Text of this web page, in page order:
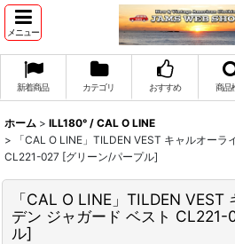
メニュー
新着商品 カテゴリ おすすめ 商品
ホーム > ILL180° / CAL O LINE
>
「CAL O LINE」TILDEN VEST キャルオーラ
CL221-027 [グリーン/パープル]
「CAL O LINE」TILDEN VEST
デン ジャガード ベスト
ル]